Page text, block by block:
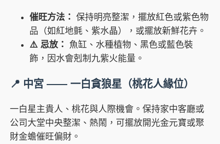
催旺方法： 保持明亮整潔，擺放紅色或紫色物
品（如紅地氈、紫水晶），或擺放新鮮花卉。
⚠️ 忌放：
魚缸、水種植物、黑色或藍色裝
飾，因水會剋制九紫火能量。
📍 中宮 —— 一白貪狼星（桃花人緣位）
一白星主貴人、桃花與人際機會。保持家中客廳或
公司大堂中央整潔、熱鬧，可擺放開光金元寶或聚
財金蟾催旺偏財。